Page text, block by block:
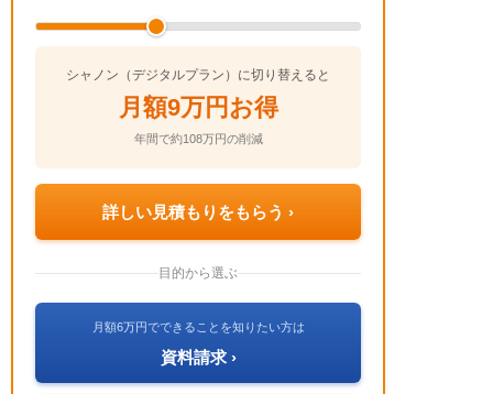
シャノン（デジタルプラン）に切り替えると
月額9万円お得
年間で約108万円の削減
詳しい見積もりをもらう ›
目的から選ぶ
月額6万円でできることを知りたい方は
資料請求 ›